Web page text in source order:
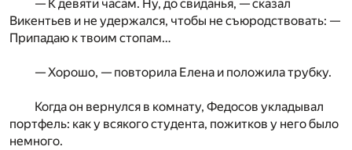
— К девяти часам. Ну, до свиданья, — сказал
Викентьев и не удержался, чтобы не съюродствовать: —
Припадаю к твоим стопам…
— Хорошо, — повторила Елена и положила трубку.
Когда он вернулся в комнату, Федосов укладывал
портфель: как у всякого студента, пожитков у него было
немного.